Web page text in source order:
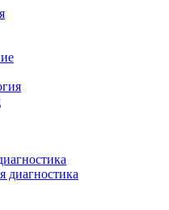
диагностика